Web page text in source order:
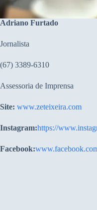
Adriano Furtado
Jornalista
(67) 3389-6310
Assessoria de Imprensa
Site: www.zeteixeira.com
Instagram:https://
Facebook: